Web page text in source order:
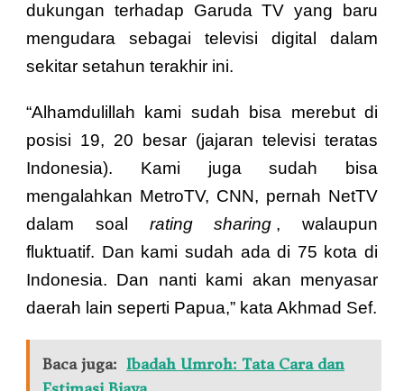
dukungan terhadap Garuda TV yang baru
mengudara sebagai televisi digital dalam
sekitar setahun terakhir ini.
“Alhamdulillah kami sudah bisa merebut di
posisi 19, 20 besar (jajaran televisi teratas
Indonesia). Kami juga sudah bisa
mengalahkan MetroTV, CNN, pernah NetTV
dalam soal rating sharing , walaupun
fluktuatif. Dan kami sudah ada di 75 kota di
Indonesia. Dan nanti kami akan menyasar
daerah lain seperti Papua,” kata Akhmad Sef.
Baca juga: Ibadah Umroh: Tata Cara dan